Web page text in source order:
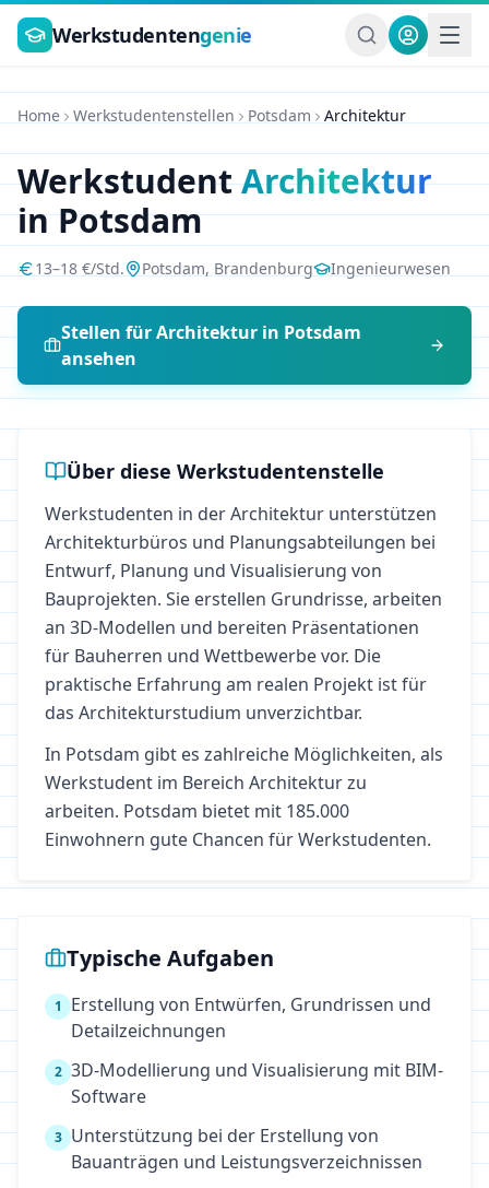
Zum Hauptinhalt springen
Werkstudentengenie
Home Werkstudentenstellen Potsdam Architektur
WerkstudentArchitektur
inPotsdam
13–18 €/Std. Potsdam, Brandenburg Ingenieurwesen
Stellen fürArchitekturin Potsdam
ansehen
Über diese Werkstudentenstelle
Werkstudenten in der Architektur unterstützen
Architekturbüros und Planungsabteilungen bei
Entwurf, Planung und Visualisierung von
Bauprojekten. Sie erstellen Grundrisse, arbeiten
an 3D-Modellen und bereiten Präsentationen
für Bauherren und Wettbewerbe vor. Die
praktische Erfahrung am realen Projekt ist für
das Architekturstudium unverzichtbar.
In Potsdam gibt es zahlreiche Möglichkeiten, als
Werkstudent im Bereich Architekturzu
arbeiten. Potsdam bietet mit 185.000
Einwohnern gute Chancen für Werkstudenten.
Typische Aufgaben
1
Erstellung von Entwürfen, Grundrissen und
Detailzeichnungen
2 3D-Modellierung und Visualisierung mit BIM-
Software
3 Unterstützung bei der Erstellung von
Bauanträgen und Leistungsverzeichnissen